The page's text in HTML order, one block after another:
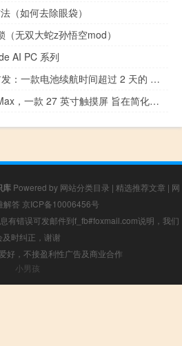
（如何去除眼袋）
无双大蛇z孙悟空mod）
AI PC 系列
OnePlus Watch 2 全球首发：一款电池续航时间超过 2 天的 Wear OS 智能手表
Skylight 推出 Calendar Max，一款 27 英寸触摸屏 旨在简化家居生活
库 Powered by 网站分类目录 | 精选推荐文章 | 网
解答 京ICP备10006456号
有错误可发邮件到f_fb#foxmail.com说明，我们
及时纠正，谢谢
好，不接盈利性广告及商业合作
小男孩